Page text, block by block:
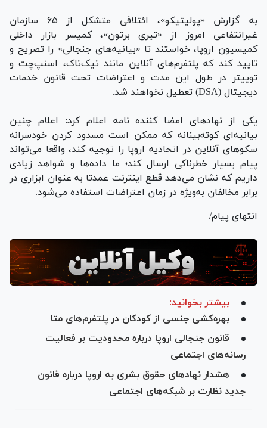
به گزارش «پولیتیکو»، ائتلافی متشکل از ۶۵ سازمان
غیرانتفاعی امروز از «تیری برتون»، کمیسر بازار داخلی
کمیسیون اروپا، خواستند تا «بیانیه‌های جنجالی» را تصریح و
تایید کند که پلتفرم‌های آنلاین مانند تیک‌تاک، اسنپ‌چت و
توییتر در طول این مدت و اعتراضات تحت قانون خدمات
دیجیتال (DSA) تعطیل نخواهند شد.
یکی از نهاد‌های امضا کننده نامه اعلام کرد: اعلام چنین
بیانیه‌ای کوته‌بینانه که ممکن است مسدود کردن خودسرانه
سکوهای آنلاین در اتحادیه اروپا را توجیه کند، واقعا می‌تواند
پیام بسیار خطرناکی ارسال کند؛ ما داده‌ها و شواهد زیادی
داریم که نشان می‌دهد قطع اینترنت عمدتا به عنوان ابزاری در
برابر مخالفان به‌ویژه در زمان اعتراضات استفاده می‌شود.
انتهای پیام/
بیشتر بخوانید:
بهره‌کشی جنسی از کودکان در پلتفرم‌های متا
قانون جنجالی اروپا درباره محدودیت بر فعالیت
رسانه‌های اجتماعی
هشدار نهاد‌های حقوق بشری به اروپا درباره قانون
جدید نظارت بر شبکه‌های اجتماعی